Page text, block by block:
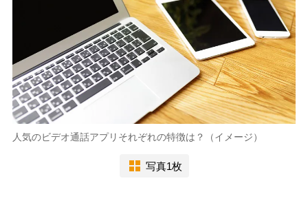
人気のビデオ通話アプリそれぞれの特徴は？（イメージ）
写真1枚